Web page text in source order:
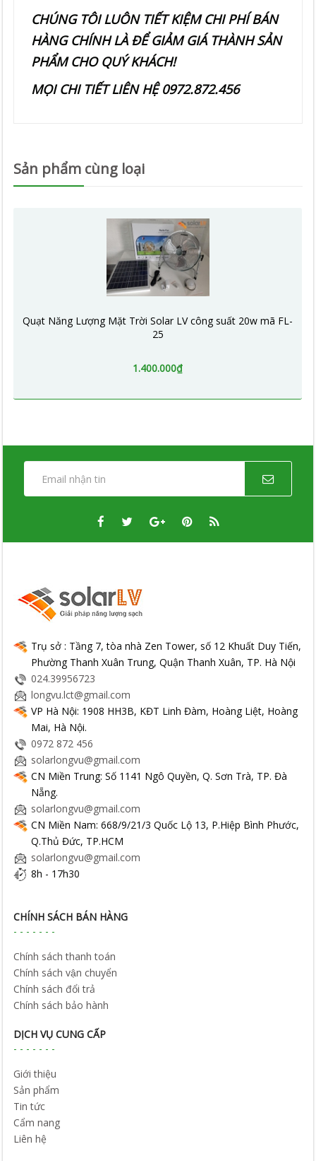
CHÚNG TÔI LUÔN TIẾT KIỆM CHI PHÍ BÁN
HÀNG CHÍNH LÀ ĐỂ GIẢM GIÁ THÀNH SẢN
PHẨM CHO QUÝ KHÁCH!
MỌI CHI TIẾT LIÊN HỆ 0972.872.456
Sản phẩm cùng loại
Quạt Năng Lượng Mặt Trời Solar LV công suất 20w mã FL-
25
1.400.000₫
Trụ sở : Tầng 7, tòa nhà Zen Tower, số 12 Khuất Duy Tiến,
Phường Thanh Xuân Trung, Quận Thanh Xuân, TP. Hà Nội
024.39956723
longvu.lct@gmail.com
VP Hà Nội: 1908 HH3B, KĐT Linh Đàm, Hoàng Liệt, Hoàng
Mai, Hà Nội.
0972 872 456
solarlongvu@gmail.com
CN Miền Trung: Số 1141 Ngô Quyền, Q. Sơn Trà, TP. Đà
Nẵng.
solarlongvu@gmail.com
CN Miền Nam: 668/9/21/3 Quốc Lộ 13, P.Hiệp Bình Phước,
Q.Thủ Đức, TP.HCM
solarlongvu@gmail.com
8h - 17h30
CHÍNH SÁCH BÁN HÀNG
Chính sách thanh toán
Chính sách vận chuyển
Chính sách đổi trả
Chính sách bảo hành
DỊCH VỤ CUNG CẤP
Giới thiệu
Sản phẩm
Tin tức
Cẩm nang
Liên hệ